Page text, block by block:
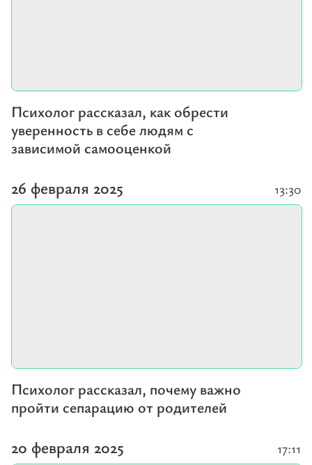
Психолог рассказал, как обрести
уверенность в себе людям с
зависимой самооценкой
26 февраля 2025
Психолог рассказал, почему важно
пройти сепарацию от родителей
13:30
20 февраля 2025 17:11